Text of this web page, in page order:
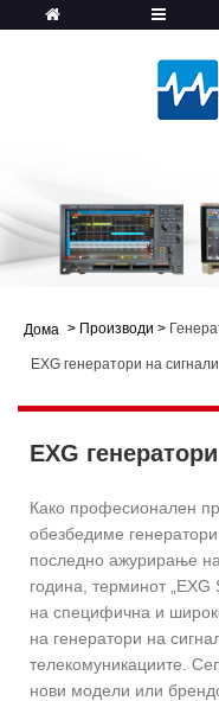
Дома > Производи >
EXG генератори на сигнали
EXG
Како професионален
обезбедиме
последно ажурирање
година, терминот
на специфична и
на генератори на
телекомуникациите.
нови модели или